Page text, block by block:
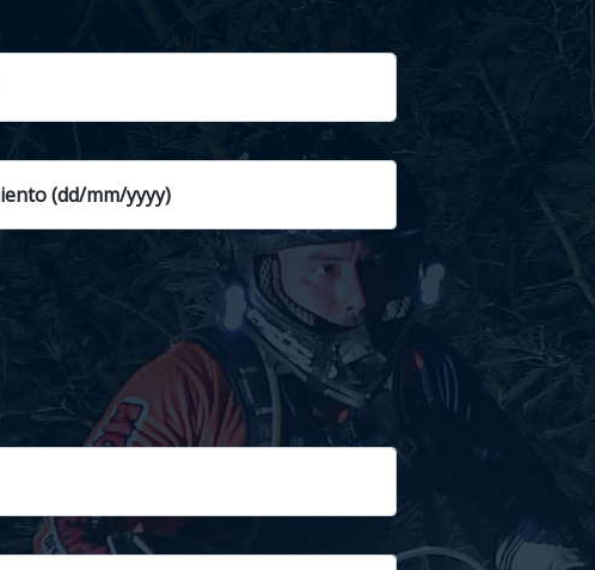
(dd/mm/yyyy)